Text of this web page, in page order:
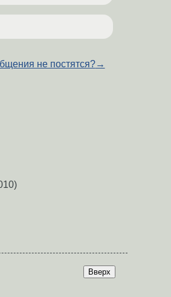
не постятся?→
Вверх